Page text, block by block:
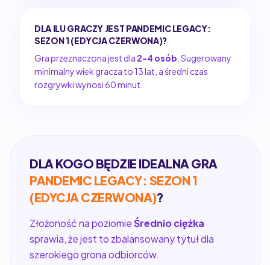
DLA ILU GRACZY JEST PANDEMIC LEGACY:
SEZON 1 (EDYCJA CZERWONA)?
Gra przeznaczona jest dla 2-4 osób . Sugerowany
minimalny wiek gracza to 13 lat, a średni czas
rozgrywki wynosi 60 minut.
DLA KOGO BĘDZIE IDEALNA GRA
PANDEMIC LEGACY: SEZON 1
(EDYCJA CZERWONA)?
Złożoność na poziomieŚrednio ciężka
sprawia, że jest to zbalansowany tytuł dla
szerokiego grona odbiorców.